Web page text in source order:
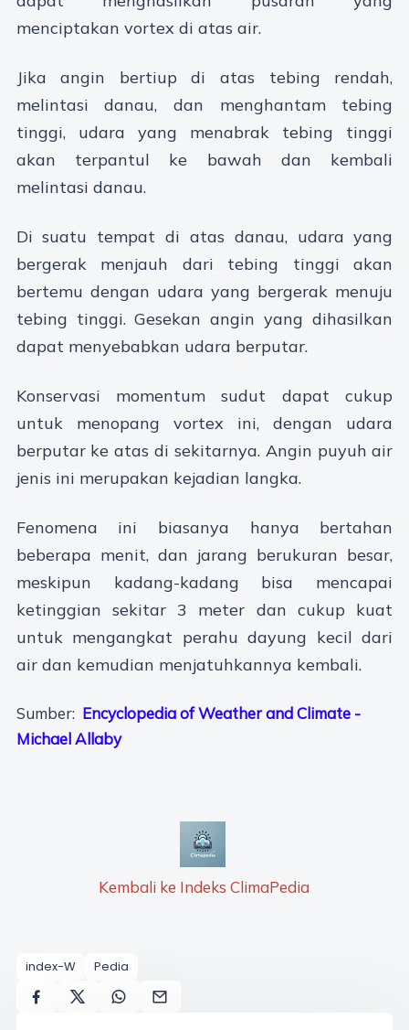
menciptakan vortex di atas air.
Jika angin bertiup di atas tebing rendah,
melintasi danau, dan menghantam tebing
tinggi, udara yang menabrak tebing tinggi
akan terpantul ke bawah dan kembali
melintasi danau.
Di suatu tempat di atas danau, udara yang
bergerak menjauh dari tebing tinggi akan
bertemu dengan udara yang bergerak menuju
tebing tinggi. Gesekan angin yang dihasilkan
dapat menyebabkan udara berputar.
Konservasi momentum sudut dapat cukup
untuk menopang vortex ini, dengan udara
berputar ke atas di sekitarnya. Angin puyuh air
jenis ini merupakan kejadian langka.
Fenomena ini biasanya hanya bertahan
beberapa menit, dan jarang berukuran besar,
meskipun kadang-kadang bisa mencapai
ketinggian sekitar 3 meter dan cukup kuat
untuk mengangkat perahu dayung kecil dari
air dan kemudian menjatuhkannya kembali.
Sumber: Encyclopedia of Weather and Climate -
Michael Allaby
Kembali ke Indeks ClimaPedia
index-W Pedia